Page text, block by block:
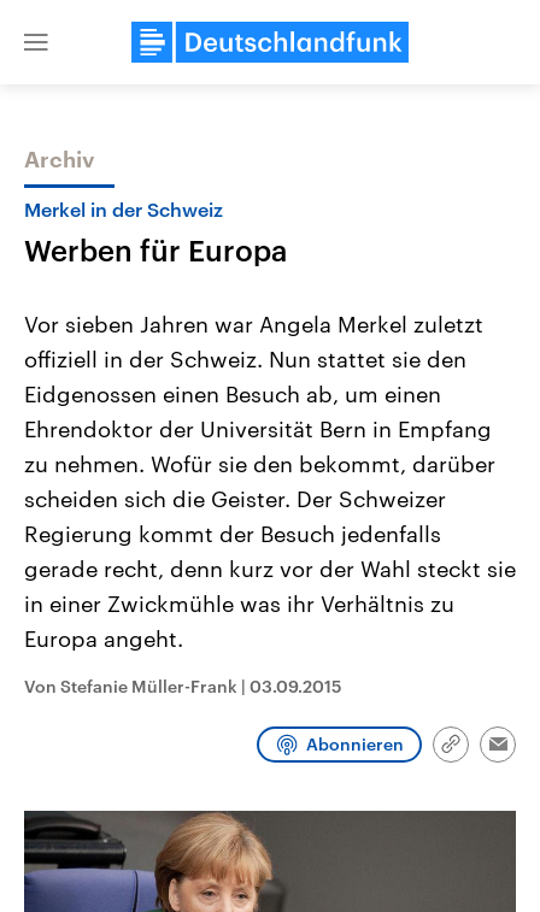
Close
Themen
Landtagswahl Sachsen-Anhalt
2026
Alle Informationen
Sachsen-Anhalt wählt am 6.
September 2026 einen neuen
Bundesland von einer Koalition aus
Umfragen, Prognosen,
Wahlprogramme, aktuelle Berichte
und Hintergründe zu den Parteien
und Kandidaten der anstehenden
Wahl.
USA
Aktuelle Beiträge,
Hintergründe
Wirtschaftlich und
gehören die Vereinigten
mit großem Einfluss auf
Sendungen Programm Podcasts
Archiv
Merkel in der Schweiz
Werben für Europa
Vor sieben Jahren war Angela Merkel zuletzt
offiziell in der Schweiz. Nun stattet sie den
Eidgenossen einen Besuch ab, um einen
Ehrendoktor der Universität Bern in Empfang
zu nehmen. Wofür sie den bekommt, darüber
scheiden sich die Geister. Der Schweizer
Regierung kommt der Besuch jedenfalls
gerade recht, denn kurz vor der Wahl steckt sie
in einer Zwickmühle was ihr Verhältnis zu
Europa angeht.
Von Stefanie Müller-Frank | 03.09.2015
Abonnieren
Link